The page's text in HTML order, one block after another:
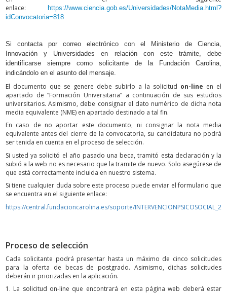
enlace:
https://www.ciencia.gob.es/Universidades/NotaMedia.html?
idConvocatoria=818
Si contacta por correo electrónico con el Ministerio de Ciencia,
Innovación y Universidades en relación con este trámite, debe
identificarse siempre como solicitante de la Fundación Carolina,
indicándolo en el asunto del mensaje.
El documento que se genere debe subirlo a la solicitud on-line en el
apartado de “Formación Universitaria” a continuación de sus estudios
universitarios. Asimismo, debe consignar el dato numérico de dicha nota
media equivalente (NME) en apartado destinado a tal fin.
En caso de no aportar este documento, ni consignar la nota media
equivalente antes del cierre de la convocatoria, su candidatura no podrá
ser tenida en cuenta en el proceso de selección.
Si usted ya solicitó el año pasado una beca, tramitó esta declaración y la
subió a la web no es necesario que la tramite de nuevo. Solo asegúrese de
que está correctamente incluida en nuestro sistema.
Si tiene cualquier duda sobre este proceso puede enviar el formulario que
se encuentra en el siguiente enlace:
https://central.fundacioncarolina.es/soporte/
Proceso de selección
Cada solicitante podrá presentar hasta un máximo de cinco solicitudes
para la oferta de becas de postgrado. Asimismo, dichas solicitudes
deberán ir priorizadas en la aplicación.
1. La solicitud on-line que encontrará en esta página web deberá estar